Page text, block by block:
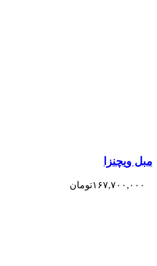
مبل ویچنزا
۱۶۷,۷۰۰,۰۰۰تومان